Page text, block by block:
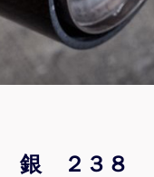
銀 ２３８